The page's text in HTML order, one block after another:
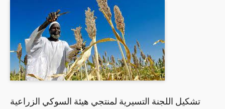
تشكيل اللجنة التسيرية لمنتجي هيئة السوكي الزراعية